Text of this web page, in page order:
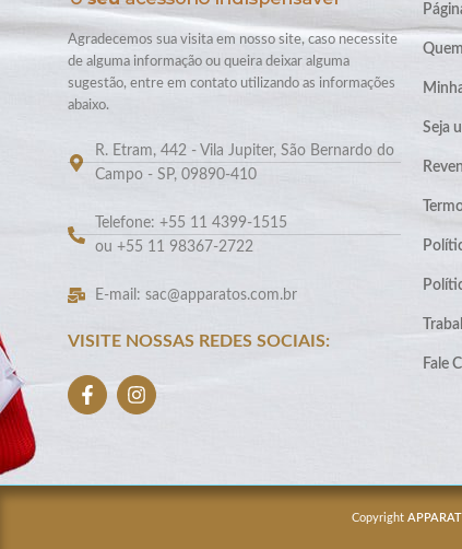
Agradecemos sua visita em nosso site, caso necessite
de alguma informação ou queira deixar alguma
sugestão, entre em contato utilizando as informações
abaixo.
R. Etram, 442 - Vila Jupiter, São Bernardo do
Campo - SP, 09890-410
Telefone: +55 11 4399-1515
ou +55 11 98367-2722
E-mail: sac@apparatos.com.br
VISITE NOSSAS REDES SOCIAIS:
Seja
Fale
Copyright